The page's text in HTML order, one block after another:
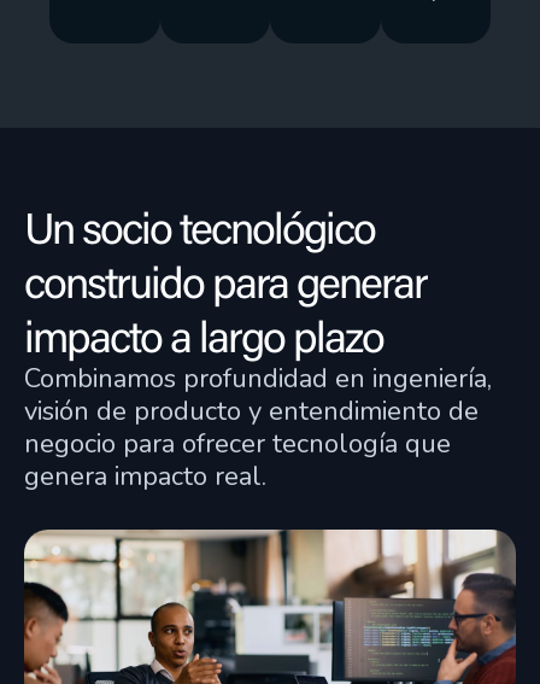
Un socio tecnológico
construido para generar
impacto a largo plazo
Combinamos profundidad en ingeniería,
visión de producto y entendimiento de
negocio para ofrecer tecnología que
genera impacto real.